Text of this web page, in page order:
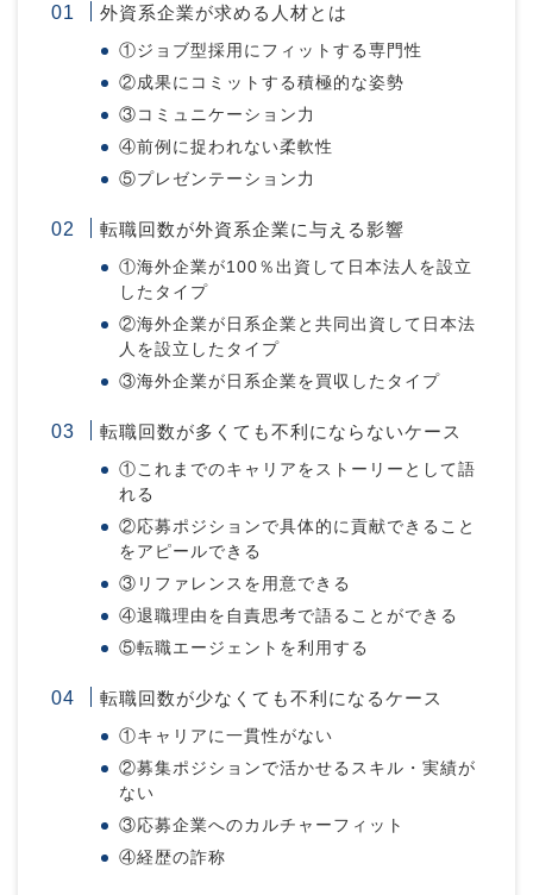
外資系企業が求める人材とは
①ジョブ型採用にフィットする専門性
②成果にコミットする積極的な姿勢
③コミュニケーション力
④前例に捉われない柔軟性
⑤プレゼンテーション力
転職回数が外資系企業に与える影響
①海外企業が100％出資して日本法人を設立
したタイプ
②海外企業が日系企業と共同出資して日本法
人を設立したタイプ
③海外企業が日系企業を買収したタイプ
転職回数が多くても不利にならないケース
①これまでのキャリアをストーリーとして語
れる
②応募ポジションで具体的に貢献できること
をアピールできる
③リファレンスを用意できる
④退職理由を自責思考で語ることができる
⑤転職エージェントを利用する
転職回数が少なくても不利になるケース
①キャリアに一貫性がない
②募集ポジションで活かせるスキル・実績が
ない
③応募企業へのカルチャーフィット
④経歴の詐称